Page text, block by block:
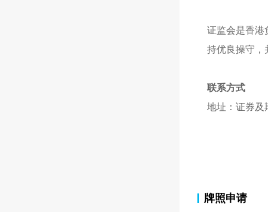
证监会是香港
持优良操守，
联系方式
地址：证券及
牌照申请